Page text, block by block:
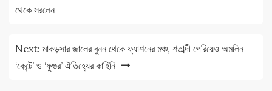
navigation
থেকে সরলেন
Next: মাকড়সার জালের বুনন থেকে ফ্যাশনের মঞ্চ, শতাব্দী পেরিয়েও অমলিন
‘কেন্টে’ ও ‘ফুগুর’ ঐতিহ্যের কাহিনি